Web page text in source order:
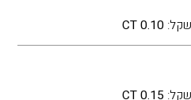
0.10 CT
0.15 CT